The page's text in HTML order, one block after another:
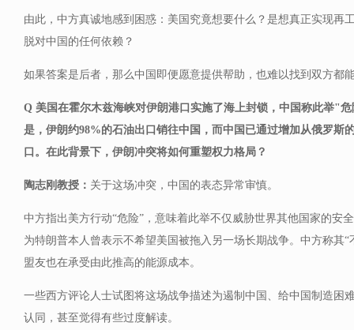
由此，中方真诚地感到困惑：美国究竟想要什么？是想真正实现再
脱对中国的任何依赖？
如果答案是后者，那么中国即便愿意提供帮助，也难以找到双方都
Q 美国在霍尔木兹海峡对伊朗港口实施了海上封锁，中国称此举"
是，伊朗约98%的石油出口销往中国，而中国已通过增加从俄罗斯
口。在此背景下，伊朗冲突将如何重塑权力格局？
陶志刚教授： 关于这场冲突，中国的表态异常审慎。
中方指出美方行动“危险”，意味着此举不仅威胁世界其他国家的
为特朗普本人曾表示不希望美国被拖入另一场长期战争。中方称其
盟友也在承受由此推高的能源成本。
一些西方评论人士试图将这场战争描述为遏制中国、给中国制造困
认同，甚至觉得有些过度解读。